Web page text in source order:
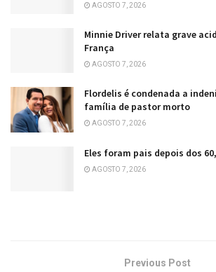
AGOSTO 7, 2026
Minnie Driver relata grave
França
AGOSTO 7, 2026
Flordelis é condenada a
família de pastor morto
AGOSTO 7, 2026
Eles foram pais depois dos
AGOSTO 7, 2026
Previous Post